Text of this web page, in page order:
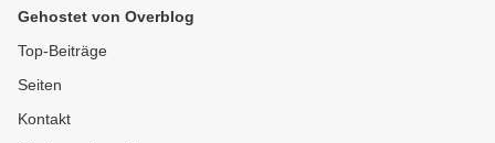
MENSCHENRECHTE
Gehostet von Overblog
Top-Beiträge
Seiten
Kontakt